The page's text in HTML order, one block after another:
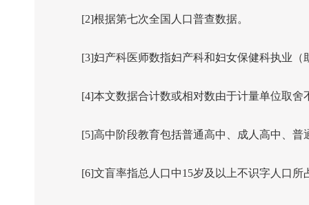
[2]根据第七次全国人口普查数据。
[3]妇产科医师数指妇产科和妇女保健科执业（
[4]本文数据合计数或相对数由于计量单位取
[5]高中阶段教育包括普通高中、成人高中、
[6]文盲率指总人口中15岁及以上不识字人口所